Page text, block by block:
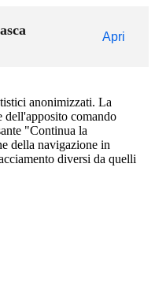
Apri
anonimizzati. La
dell'apposito comando
"Continua la
della navigazione in
diversi da quelli